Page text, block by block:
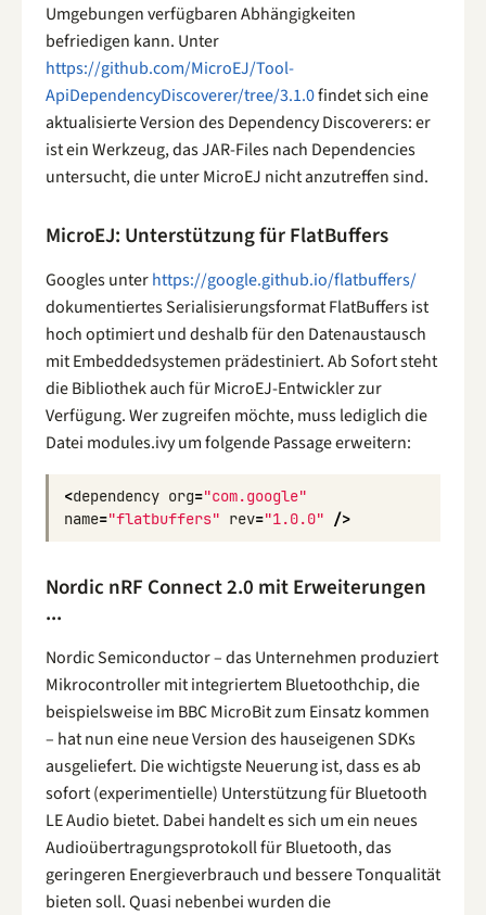
Umgebungen verfügbaren Abhängigkeiten
befriedigen kann. Unter
https://github.com/MicroEJ/Tool-
ApiDependencyDiscoverer/tree/3.1.0findet sich eine
aktualisierte Version des Dependency Discoverers: er
ist ein Werkzeug, das JAR-Files nach Dependencies
untersucht, die unter MicroEJ nicht anzutreffen sind.
MicroEJ: Unterstützung für FlatBuffers
Googles unterhttps://google.github.io/flatbuffers/
dokumentiertes Serialisierungsformat FlatBuffers ist
hoch optimiert und deshalb für den Datenaustausch
mit Embeddedsystemen prädestiniert. Ab Sofort steht
die Bibliothek auch für MicroEJ-Entwickler zur
Verfügung. Wer zugreifen möchte, muss lediglich die
Datei modules.ivy um folgende Passage erweitern:
<dependency org="com.google"
name="flatbuffers" rev="1.0.0" />
Nordic nRF Connect 2.0 mit Erweiterungen
...
Nordic Semiconductor – das Unternehmen produziert
Mikrocontroller mit integriertem Bluetoothchip, die
beispielsweise im BBC MicroBit zum Einsatz kommen
– hat nun eine neue Version des hauseigenen SDKs
ausgeliefert. Die wichtigste Neuerung ist, dass es ab
sofort (experimentielle) Unterstützung für Bluetooth
LE Audio bietet. Dabei handelt es sich um ein neues
Audioübertragungsprotokoll für Bluetooth, das
geringeren Energieverbrauch und bessere Tonqualität
bieten soll. Quasi nebenbei wurden die